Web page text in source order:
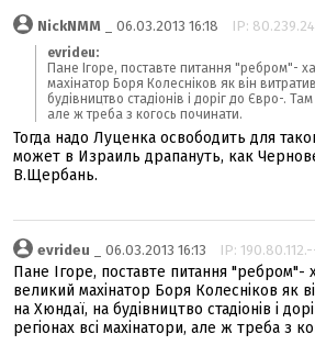
NickNMM _ 06.03.2013 16:18 IP:
evrideu:
Пане Ігоре, поставте питання "ребром"-
махінатор Боря Колесніков як він
будівництво стадіонів і доріг до Євро-.
але ж треба з когось починати.
Тогда надо Луценка освободить для
может в Израиль драпануть, как
В.Щербань.
evrideu _ 06.03.2013 16:13 IP:
Пане Ігоре, поставте питання "ребром"-
великий махінатор Боря Колесніков як
на Хюндаї, на будівництво стадіонів і
регіонах всі махінатори, але ж треба з